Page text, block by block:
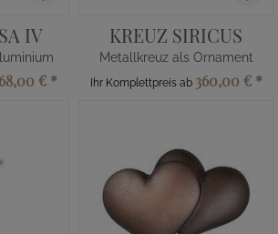
IV
€ *
KREUZ SIRICUS
Metallkreuz als Ornament
Ihr Komplettpreis ab 360,00 € *